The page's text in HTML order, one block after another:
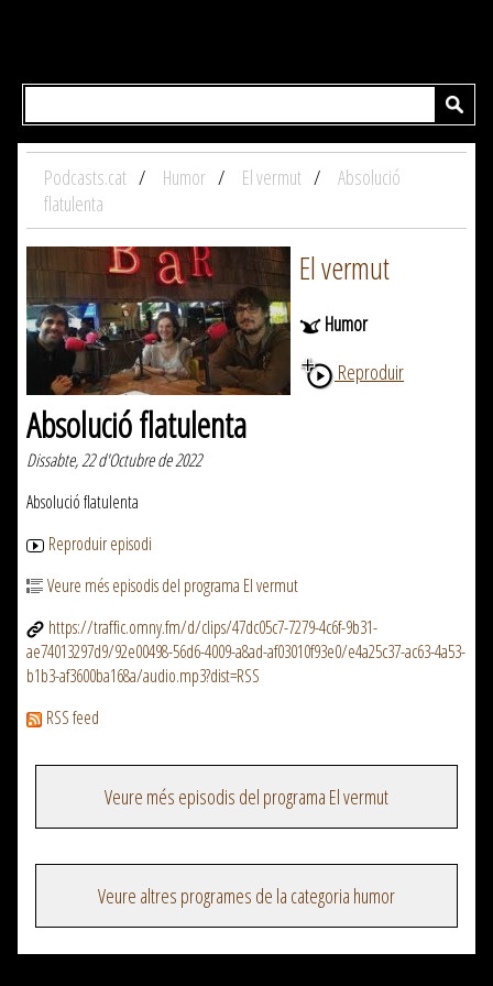
Podcasts.cat Humor El vermut
Absolució
flatulenta
El vermut
Humor
Reproduir
Absolució flatulenta
Dissabte, 22 d'Octubre de 2022
Absolució flatulenta
Reproduir episodi
Veure més episodis del programa El vermut
https://traffic.omny.fm/d/clips/47dc05c7-7279-4c6f-9b31-
ae74013297d9/92e00498-56d6-4009-a8ad-af03010f93e0/e4a25c37-ac63-4a53-
b1b3-af3600ba168a/audio.mp3?dist=RSS
RSS feed
Veure més episodis del programa El vermut
Veure altres programes de la categoria humor